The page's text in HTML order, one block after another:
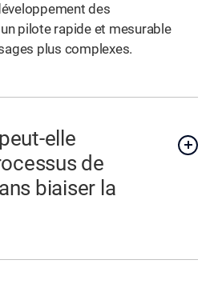
des
pilote rapide et mesurable
plus complexes.
elle
de
biaiser la